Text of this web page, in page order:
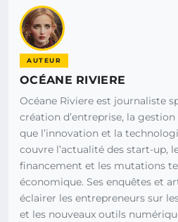
AUTEUR
OCÉANE RIVIERE
Océane Riviere est journaliste
création d’entreprise, la
que l’innovation et la
couvre l’actualité des start-up,
financement et les mutations
économique. Ses enquêtes et
éclairer les entrepreneurs sur
et les nouveaux outils